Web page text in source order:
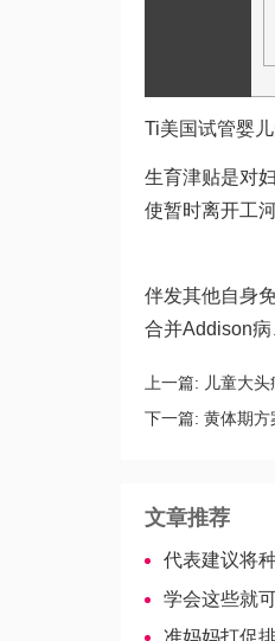
Ti美国试管婴儿
生育津贴是对
使暂时离开工
伴发其他自身
合并Addison
上一篇: 儿童大
下一篇: 黄体期方
文章推荐
代表建议将
学会这些就
准妈妈打促